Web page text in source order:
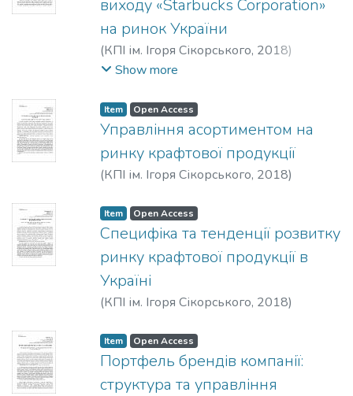
виходу «Starbucks Corporation»
на ринок України
(КПІ ім. Ігоря Сікорського, 2018)
П’ятковська, Т. Ю.
Show more
Item Open Access
Управління асортиментом на
ринку крафтової продукції
(КПІ ім. Ігоря Сікорського, 2018)
Item Open Access
Специфіка та тенденції розвитку
ринку крафтової продукції в
Україні
(КПІ ім. Ігоря Сікорського, 2018)
Item Open Access
Портфель брендів компанії:
структура та управління